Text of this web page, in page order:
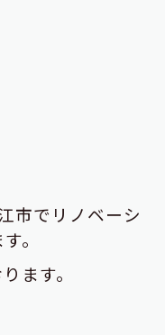
市でリノベーシ
。
ます。